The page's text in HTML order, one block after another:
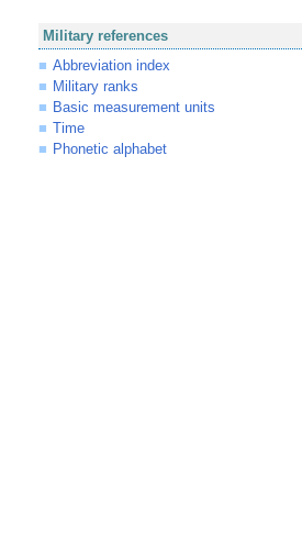
Military references
Abbreviation index
Military ranks
Basic measurement units
Time
Phonetic alphabet